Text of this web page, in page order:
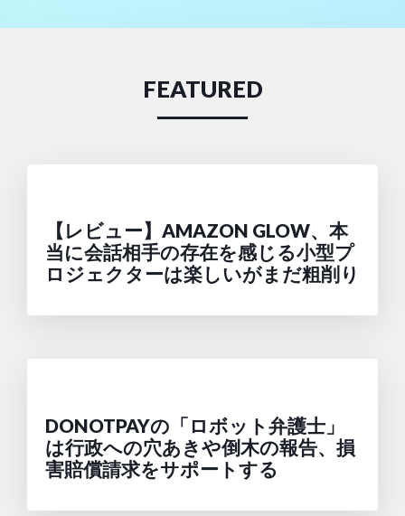
FEATURED
【レビュー】AMAZON GLOW、本
当に会話相手の存在を感じる小型プ
ロジェクターは楽しいがまだ粗削り
DONOTPAYの「ロボット弁護士」
は行政への穴あきや倒木の報告、損
害賠償請求をサポートする